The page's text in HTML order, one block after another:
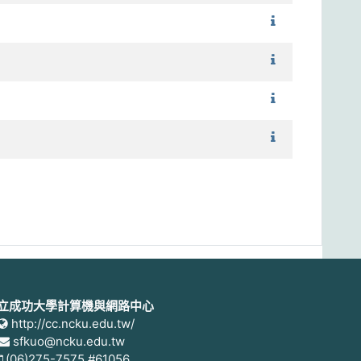
成功大學計算機與網路中心
http://cc.ncku.edu.tw/
sfkuo@ncku.edu.tw